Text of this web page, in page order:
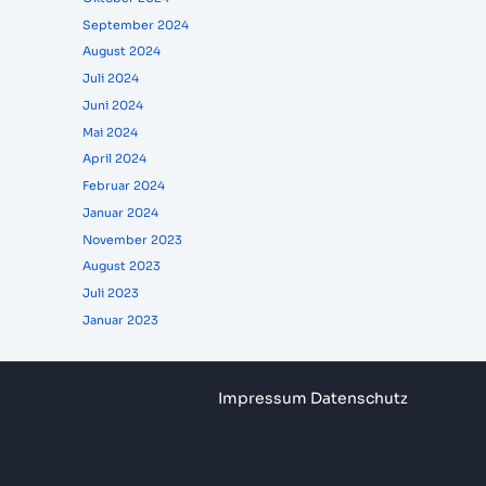
September 2024
August 2024
Juli 2024
Juni 2024
Mai 2024
April 2024
Februar 2024
Januar 2024
November 2023
August 2023
Juli 2023
Januar 2023
Impressum Datenschutz